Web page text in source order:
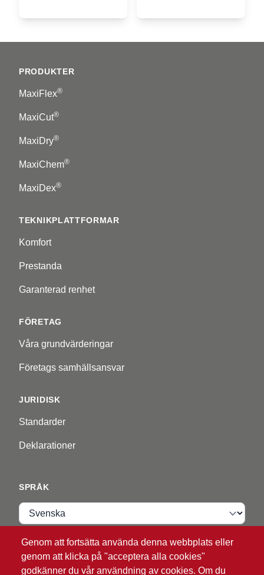
PRODUKTER
MaxiFlex®
MaxiCut®
MaxiDry®
MaxiChem®
MaxiDex®
TEKNIKPLATTFORMAR
Komfort
Prestanda
Garanterad renhet
FÖRETAG
Våra grundvärderingar
Företags samhällsansvar
JURIDISK
Standarder
Deklarationer
Genom att fortsätta använda denna webbplats eller
genom att klicka på "acceptera alla cookies"
godkänner du vår användning av cookies. Om du
SPRÅK
Språk